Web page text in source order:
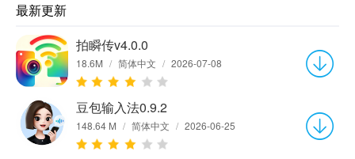
最新更新
拍瞬传v4.0.0
18.6M / 简体中文 / 2026-07-08
豆包输入法0.9.2
148.64 M / 简体中文 / 2026-06-25